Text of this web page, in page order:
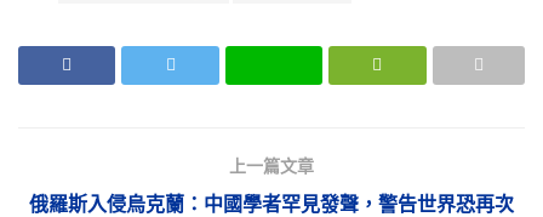
上一篇文章
俄羅斯入侵烏克蘭：中國學者罕見發聲，警告世界恐再次